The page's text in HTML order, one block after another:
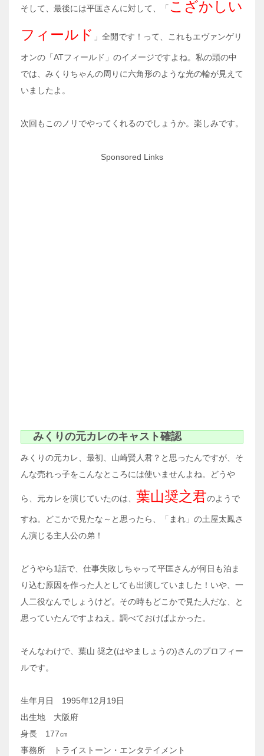
そして、最後には平匡さんに対して、「 こざかしい
フィールド 」全開です！って、これもエヴァンゲリ
オンの「ATフィールド」のイメージですよね。私の頭の中
では、みくりちゃんの周りに六角形のような光の輪が見えて
いましたよ。
次回もこのノリでやってくれるのでしょうか。楽しみです。
Sponsored Links
みくりの元カレのキャスト確認
みくりの元カレ、最初、山崎賢人君？と思ったんですが、そ
んな売れっ子をこんなところには使いませんよね。どうや
ら、元カレを演じていたのは、 葉山奨之君のようで
すね。どこかで見たな～と思ったら、「まれ」の土屋太鳳さ
ん演じる主人公の弟！
どうやら1話で、仕事失敗しちゃって平匡さんが何日も泊ま
り込む原因を作った人としても出演していました！いや、一
人二役なんでしょうけど。その時もどこかで見た人だな、と
思っていたんですよねえ。調べておけばよかった。
そんなわけで、葉山 奨之(はやましょうの)さんのプロフィー
ルです。
生年月日 1995年12月19日
出生地 大阪府
身長 177㎝
事務所 トライストーン・エンタテイメント